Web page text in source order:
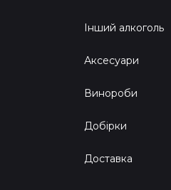
Інший алкоголь
Аксесуари
Винороби
Добірки
Доставка